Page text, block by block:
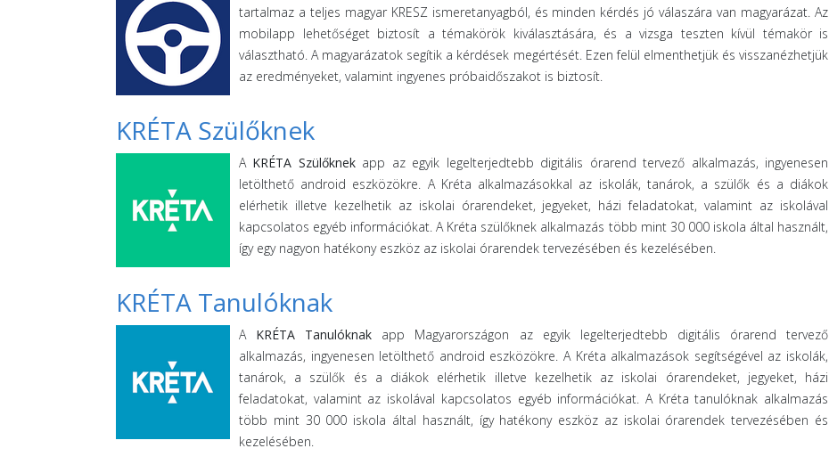
tartalmaz a teljes magyar KRESZ ismeretanyagból, és minden kérdés jó válaszára van magyarázat. Az
mobilapp lehetőséget biztosít a témakörök kiválasztására, és a vizsga teszten kívül témakör is
választható. A magyarázatok segítik a kérdések megértését. Ezen felül elmenthetjük és visszanézhetjük
az eredményeket, valamint ingyenes próbaidőszakot is biztosít.
KRÉTA Szülőknek
A KRÉTA Szülőknekapp az egyik legelterjedtebb digitális órarend tervező alkalmazás, ingyenesen
letölthető android eszközökre. A Kréta alkalmazásokkal az iskolák, tanárok, a szülők és a diákok
elérhetik illetve kezelhetik az iskolai órarendeket, jegyeket, házi feladatokat, valamint az iskolával
kapcsolatos egyéb információkat. A Kréta szülőknek alkalmazás több mint 30 000 iskola által használt,
így egy nagyon hatékony eszköz az iskolai órarendek tervezésében és kezelésében.
KRÉTA Tanulóknak
A KRÉTA Tanulóknak app Magyarországon az egyik legelterjedtebb digitális órarend tervező
alkalmazás, ingyenesen letölthető android eszközökre. A Kréta alkalmazások segítségével az iskolák,
tanárok, a szülők és a diákok elérhetik illetve kezelhetik az iskolai órarendeket, jegyeket, házi
feladatokat, valamint az iskolával kapcsolatos egyéb információkat. A Kréta tanulóknak alkalmazás
több mint 30 000 iskola által használt, így hatékony eszköz az iskolai órarendek tervezésében és
kezelésében.